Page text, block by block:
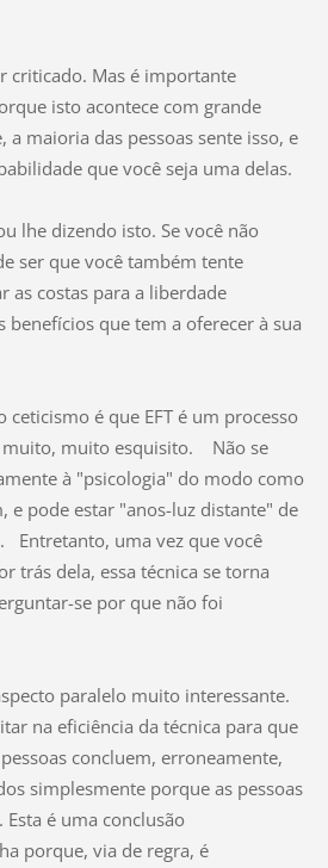
criticado. Mas é importante
isto acontece com grande
a maioria das pessoas sente isso, e
que você seja uma delas.
lhe dizendo isto. Se você não
ser que você também tente
as costas para a liberdade
benefícios que tem a oferecer à sua
ceticismo é que EFT é um processo
muito, muito esquisito. Não se
à "psicologia" do modo como
e pode estar "anos-luz distante" de
Entretanto, uma vez que você
trás dela, essa técnica se torna
se por que não foi
paralelo muito interessante.
na eficiência da técnica para que
concluem, erroneamente,
simplesmente porque as pessoas
é uma conclusão
porque, via de regra, é